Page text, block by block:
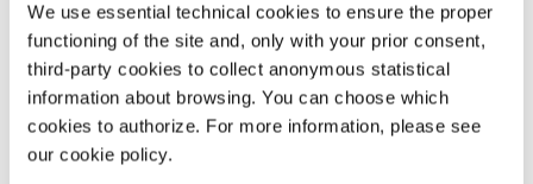
We use essential technical cookies to ensure the proper
functioning of the site and, only with your prior consent,
third-party cookies to collect anonymous statistical
information about browsing. You can choose which
cookies to authorize. For more information, please see
our cookie policy.
11.
Sergison Bates architects(Londra, UK; Zurigo, Svizzera)
Jonathan Sergison
12.
VALERIO OLGIATI(Flims, Svizzera)
13.